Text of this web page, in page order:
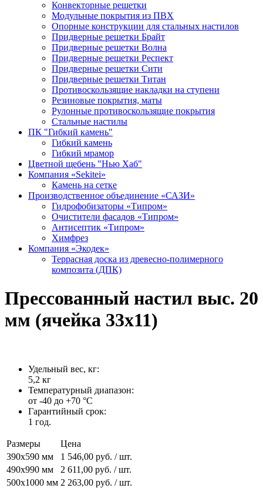
Конвекторные решетки
Модульные покрытия из ПВХ
Опорные конструкции для стальных настилов
Придверные решетки Брайт
Придверные решетки Волна
Придверные решетки Респект
Придверные решетки Сити
Придверные решетки Титан
Противоскользящие накладки на ступени
Резиновые покрытия, маты
Рулонные противоскользящие покрытия
Стальные настилы
ПК "Гибкий камень"
Гибкий камень
Гибкий мрамор
Цветной щебень "Нью Хаб"
Компания «Sekitei»
Камень на сетке
Производственное объединение «САЗИ»
Гидрофобизаторы «Типром»
Очистители фасадов «Типром»
Антисептик «Типром»
Химфрез
Компания «Экодек»
Террасная доска из древесно-полимерного
композита (ДПК)
Прессованный настил выс. 20
мм (ячейка 33х11)
Удельный вес, кг:
5,2 кг
Температурный диапазон:
от -40 до +70 °C
Гарантийный срок:
1 год.
Размеры
Цена
390х590 мм
1 546,00 руб. / шт.
490x990 мм
2 611,00 руб. / шт.
500x1000 мм 2 263,00 руб. / шт.